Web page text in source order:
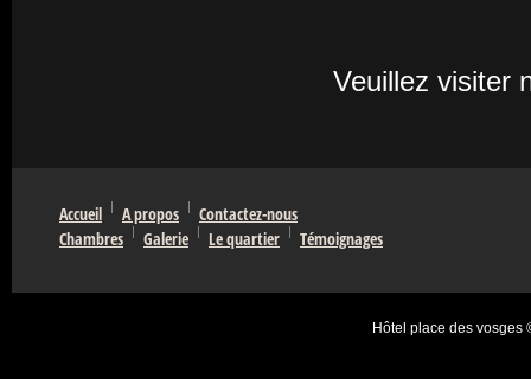
Veuillez visiter
Accueil A propos
Contactez-nous
Chambres
Galerie Le quartier Témoignages
Hôtel place des